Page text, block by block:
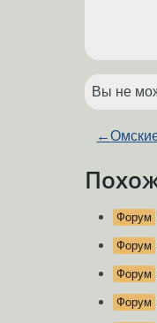
Вы не
←
Форум
Форум
Форум
Форум